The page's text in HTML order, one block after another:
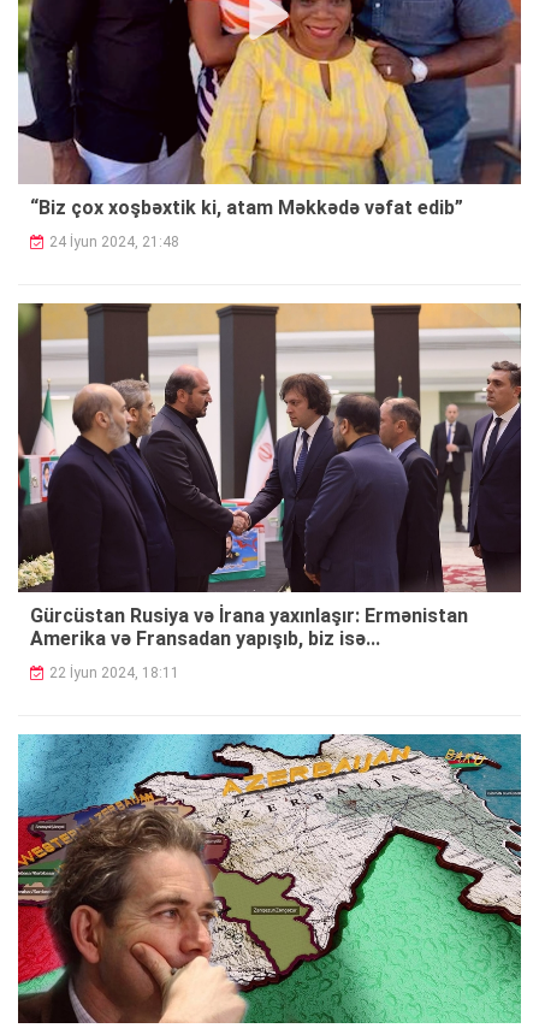
“Biz çox xoşbəxtik ki, atam Məkkədə vəfat edib”
24 İyun 2024, 21:48
Gürcüstan Rusiya və İrana yaxınlaşır: Ermənistan
Amerika və Fransadan yapışıb, biz isə...
22 İyun 2024, 18:11